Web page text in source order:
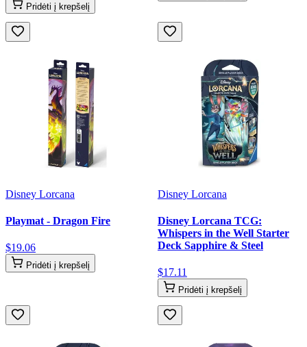
Pridėti į krepšelį
Disney Lorcana
Playmat - Dragon Fire
$19.06
Pridėti į krepšelį
Disney Lorcana
Disney Lorcana TCG:
Whispers in the Well Starter
Deck Sapphire & Steel
$17.11
Pridėti į krepšelį